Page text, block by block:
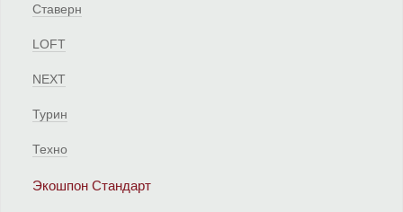
Ставерн
LOFT
NEXT
Турин
Техно
Экошпон Стандарт